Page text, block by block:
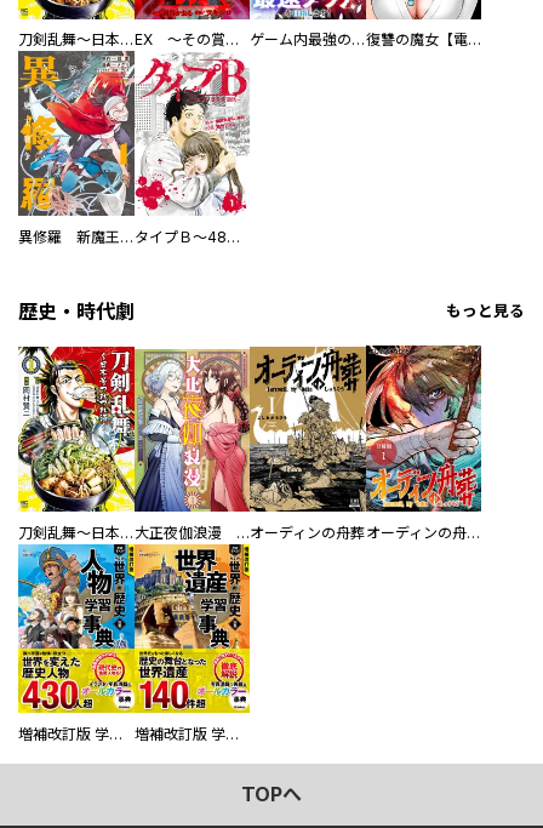
刀剣乱舞～日本号つれづれ酒～ EX ～その賞金稼ぎは、世界の出口を探す～【単行本版】 ゲーム内最強の『裏ボス』に転生したので、主人公の代わりに最速クリアを目指します！【電子単行本版】 復讐の魔女【電子単行本版】
異修羅 新魔王戦争 タイプＢ～48時間後、致死率100％～【単話】
歴史・時代劇 もっと見る
刀剣乱舞～日本号つれづれ酒～ 大正夜伽浪漫 －金曜日の花嫁—オーディンの舟葬 オーディンの舟葬 分冊版
増補改訂版 学研まんが NEW世界の歴史 別巻 人物学習事典 増補改訂版 学研まんが NEW世界の歴史 別巻 世界遺産学習事典
TOPへ